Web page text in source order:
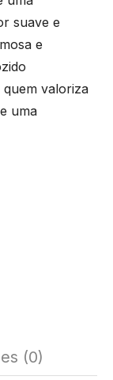
suave e
e
valoriza
uma
(0)